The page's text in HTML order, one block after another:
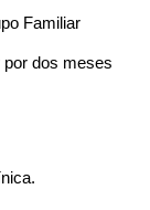
Familiar
por dos meses